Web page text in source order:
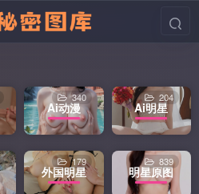
Ai动漫
340
Ai明星
204
外国明星
179
明星原图
839